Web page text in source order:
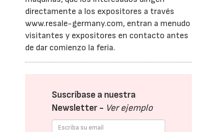
directamente a los expositores a través
www.resale-germany.com, entran a menudo
visitantes y expositores en contacto antes
de dar comienzo la feria.
Suscríbase a nuestra
Newsletter - Ver ejemplo